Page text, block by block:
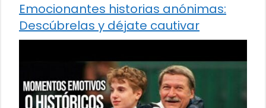
Emocionantes historias anónimas:
Descúbrelas y déjate cautivar